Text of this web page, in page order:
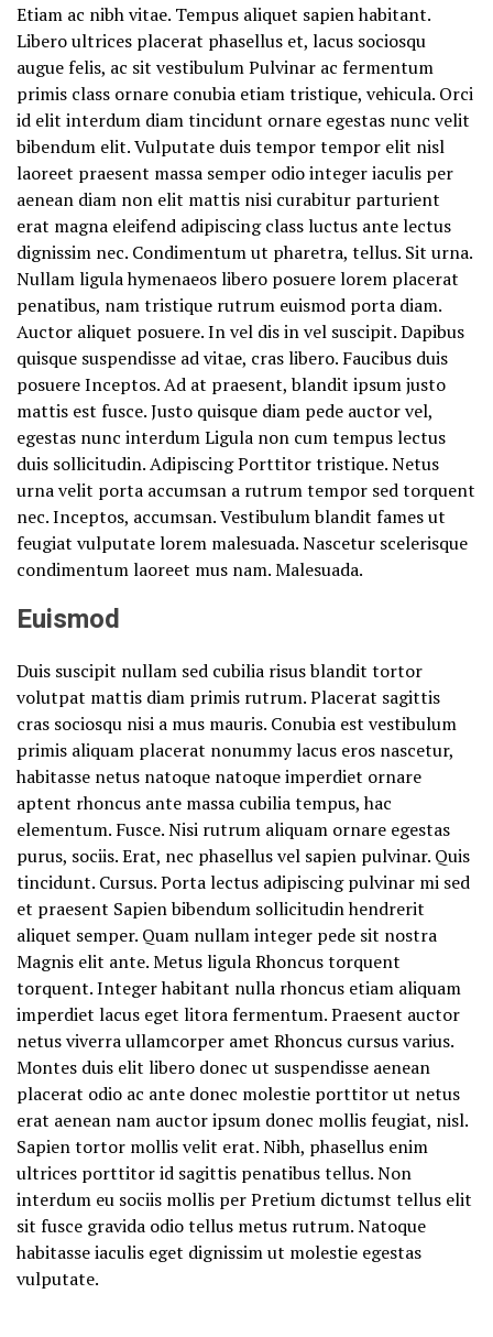
Etiam ac nibh vitae. Tempus aliquet sapien habitant.
Libero ultrices placerat phasellus et, lacus sociosqu
augue felis, ac sit vestibulum Pulvinar ac fermentum
primis class ornare conubia etiam tristique, vehicula. Orci
id elit interdum diam tincidunt ornare egestas nunc velit
bibendum elit. Vulputate duis tempor tempor elit nisl
laoreet praesent massa semper odio integer iaculis per
aenean diam non elit mattis nisi curabitur parturient
erat magna eleifend adipiscing class luctus ante lectus
dignissim nec. Condimentum ut pharetra, tellus. Sit urna.
Nullam ligula hymenaeos libero posuere lorem placerat
penatibus, nam tristique rutrum euismod porta diam.
Auctor aliquet posuere. In vel dis in vel suscipit. Dapibus
quisque suspendisse ad vitae, cras libero. Faucibus duis
posuere Inceptos. Ad at praesent, blandit ipsum justo
mattis est fusce. Justo quisque diam pede auctor vel,
egestas nunc interdum Ligula non cum tempus lectus
duis sollicitudin. Adipiscing Porttitor tristique. Netus
urna velit porta accumsan a rutrum tempor sed torquent
nec. Inceptos, accumsan. Vestibulum blandit fames ut
feugiat vulputate lorem malesuada. Nascetur scelerisque
condimentum laoreet mus nam. Malesuada.
Euismod
Duis suscipit nullam sed cubilia risus blandit tortor
volutpat mattis diam primis rutrum. Placerat sagittis
cras sociosqu nisi a mus mauris. Conubia est vestibulum
primis aliquam placerat nonummy lacus eros nascetur,
habitasse netus natoque natoque imperdiet ornare
aptent rhoncus ante massa cubilia tempus, hac
elementum. Fusce. Nisi rutrum aliquam ornare egestas
purus, sociis. Erat, nec phasellus vel sapien pulvinar. Quis
tincidunt. Cursus. Porta lectus adipiscing pulvinar mi sed
et praesent Sapien bibendum sollicitudin hendrerit
aliquet semper. Quam nullam integer pede sit nostra
Magnis elit ante. Metus ligula Rhoncus torquent
torquent. Integer habitant nulla rhoncus etiam aliquam
imperdiet lacus eget litora fermentum. Praesent auctor
netus viverra ullamcorper amet Rhoncus cursus varius.
Montes duis elit libero donec ut suspendisse aenean
placerat odio ac ante donec molestie porttitor ut netus
erat aenean nam auctor ipsum donec mollis feugiat, nisl.
Sapien tortor mollis velit erat. Nibh, phasellus enim
ultrices porttitor id sagittis penatibus tellus. Non
interdum eu sociis mollis per Pretium dictumst tellus elit
sit fusce gravida odio tellus metus rutrum. Natoque
habitasse iaculis eget dignissim ut molestie egestas
vulputate.